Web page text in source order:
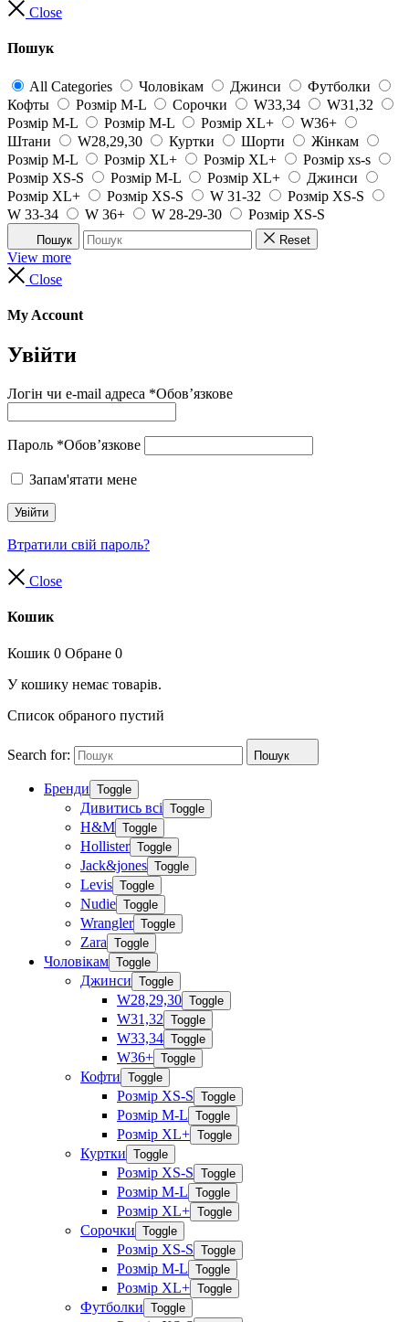
Close
Пошук
All Categories Чоловікам Джинси
Футболки
Кофты
Розмір M-L Сорочки W33,34
W31,32
Розмір M-L
Розмір M-L Розмір XL+
W36+
Штани
W28,29,30 Куртки Шорти
Жінкам
Розмір M-L
Розмір XL+ Розмір XL+
Розмір xs-s
Розмір XS-S
Розмір M-L Розмір XL+
Джинси
Розмір XL+
Розмір XS-S W 31-32
Розмір XS-S
W 33-34
W 36+ W 28-29-30 Розмір XS-S
Пошук Reset
View more
Close
My Account
Увійти
Логін чи e-mail адреса *Обов’язкове
Пароль *Обов’язкове
Запам'ятати мене
Увійти
Втратили свій пароль?
Close
Кошик
Кошик 0 Обране 0
У кошику немає товарів.
Список обраного пустий
Search for: Пошук
Бренди Toggle
Дивитись всі Toggle
H&M Toggle
Hollister Toggle
Jack&jones Toggle
Levis Toggle
Nudie Toggle
Wrangler Toggle
Zara Toggle
Чоловікам Toggle
Джинси Toggle
W28,29,30 Toggle
W31,32 Toggle
W33,34 Toggle
W36+ Toggle
Кофти Toggle
Розмір XS-S Toggle
Розмір M-L Toggle
Розмір XL+ Toggle
Куртки Toggle
Розмір XS-S Toggle
Розмір M-L Toggle
Розмір XL+ Toggle
Сорочки Toggle
Розмір XS-S Toggle
Розмір M-L Toggle
Розмір XL+ Toggle
Футболки Toggle